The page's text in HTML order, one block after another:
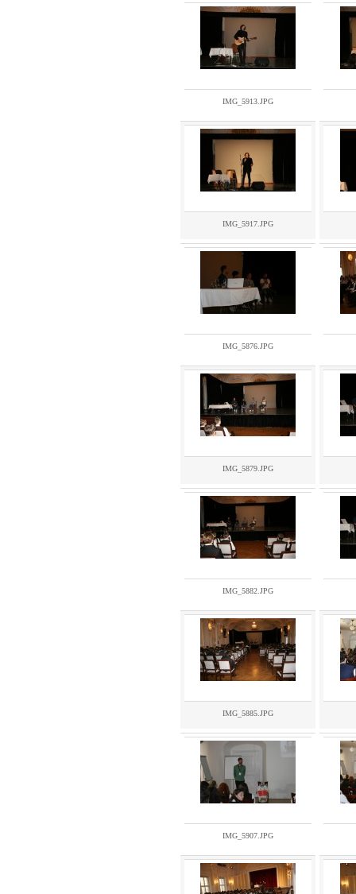
IMG_5913.JPG
IMG_5917.JPG
IMG_5876.JPG
IMG_5879.JPG
IMG_5882.JPG
IMG_5885.JPG
IMG_5907.JPG